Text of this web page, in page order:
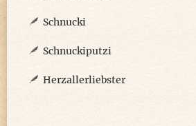
Schnucki
Schnuckiputzi
Herzallerliebster